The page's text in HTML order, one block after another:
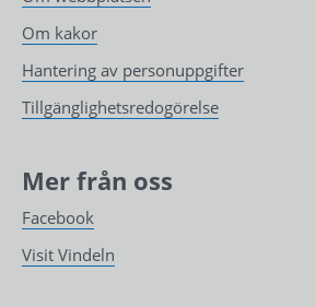
Om kakor
Hantering av personuppgifter
Tillgänglighetsredogörelse
Mer från oss
Facebook
Visit Vindeln